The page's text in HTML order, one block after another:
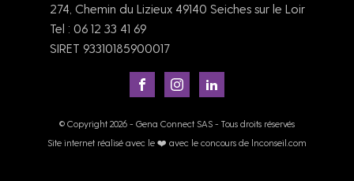
274, Chemin du Lizieux 49140 Seiches sur le Loir
Tel : 06 12 33 41 69
SIRET 93310185900017
© Copyright 2026 - Gena Connect SAS - Tous droits réservés
Site internet réalisé avec le ❤️ avec le concours de lnconseil.com